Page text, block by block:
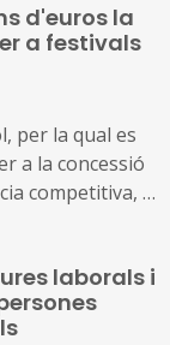
d'euros la
a festivals
per la qual es
a la concessió
competitiva, a
laborals i